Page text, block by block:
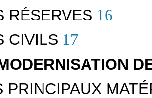
RÉSERVES 16
CIVILS 17
PRINCIPAUX